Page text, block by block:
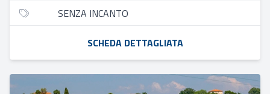
SENZA INCANTO
SCHEDA DETTAGLIATA